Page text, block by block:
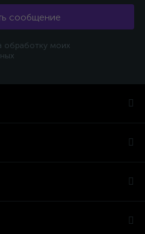
сообщение
обработку моих